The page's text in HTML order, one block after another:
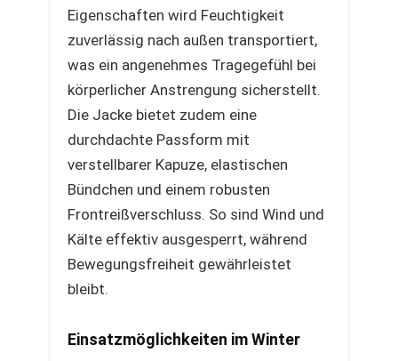
Eigenschaften wird Feuchtigkeit
zuverlässig nach außen transportiert,
was ein angenehmes Tragegefühl bei
körperlicher Anstrengung sicherstellt.
Die Jacke bietet zudem eine
durchdachte Passform mit
verstellbarer Kapuze, elastischen
Bündchen und einem robusten
Frontreißverschluss. So sind Wind und
Kälte effektiv ausgesperrt, während
Bewegungsfreiheit gewährleistet
bleibt.
Einsatzmöglichkeiten im Winter